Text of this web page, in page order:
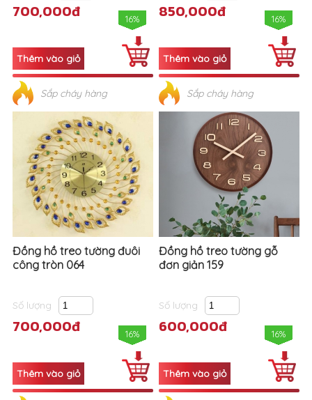
700,000đ 16%
Sắp cháy hàng
850,000đ 16%
Sắp cháy hàng
Đồng hồ treo tường đuôi
công tròn 064
Số lượng
700,000đ 16%
Đồng hồ treo tường gỗ
đơn giản 159
Số lượng
600,000đ 16%